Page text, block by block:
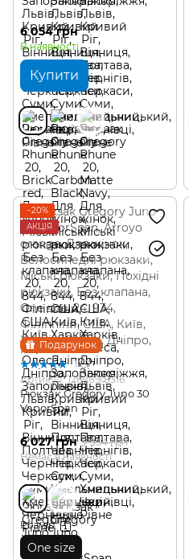
6 054 грн
В наявності
Купити
Подарунок
−20%
АКЦІЯ
1
Артикул: 126889/8316
Рюкзак Gregory Juno 30
VaporSpan
6 027 грн 7 534 грн
Немає в наявності
Розмір
One size